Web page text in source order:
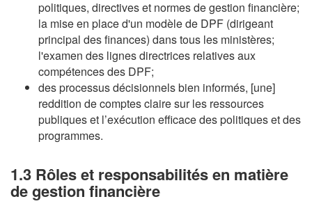
politiques, directives et normes de gestion financière;
la mise en place d'un modèle de DPF (dirigeant
principal des finances) dans tous les ministères;
l'examen des lignes directrices relatives aux
compétences des DPF;
des processus décisionnels bien informés, [une]
reddition de comptes claire sur les ressources
publiques et l’exécution efficace des politiques et des
programmes.
1.3 Rôles et responsabilités en matière
de gestion financière